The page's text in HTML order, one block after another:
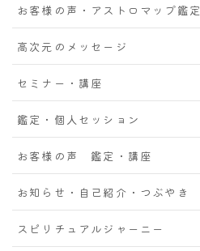
お客様の声・アストロマップ鑑定
高次元のメッセージ
セミナー・講座
鑑定・個人セッション
お客様の声 鑑定・講座
お知らせ・自己紹介・つぶやき
スピリチュアルジャーニー